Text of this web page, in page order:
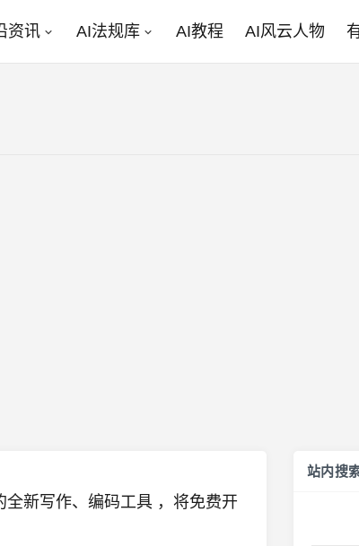
资讯 AI法规库 AI教程 AI风云人物
新写作、编码工具 ，将免费开
站内搜